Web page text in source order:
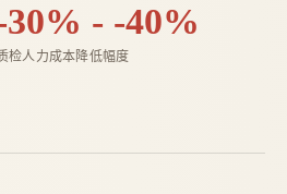
30% - -40%
检人力成本降低幅度